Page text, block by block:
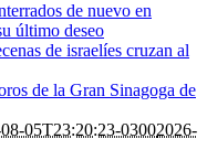
de nuevo en
último deseo
de israelíes cruzan al
de la Gran Sinagoga de
05T23:20:23-03002026-